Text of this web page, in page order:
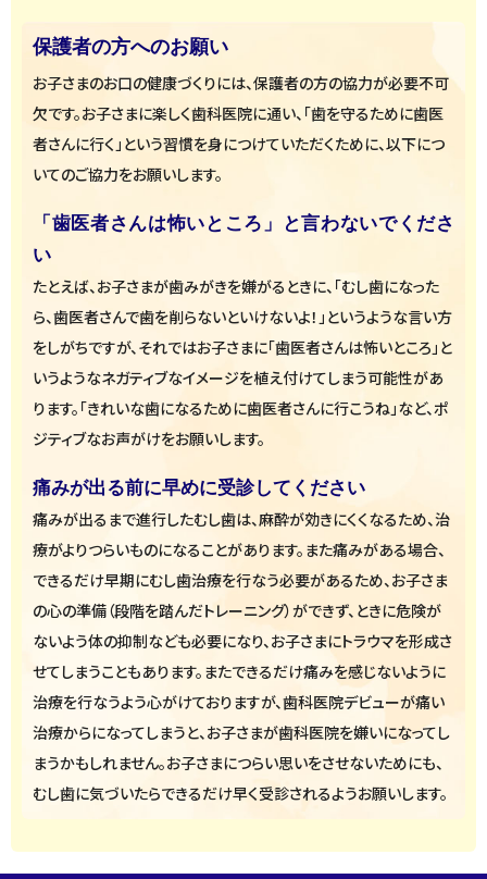
保護者の方へのお願い
お子さまのお口の健康づくりには、保護者の方の協力が必要不可
欠です。お子さまに楽しく歯科医院に通い、「歯を守るために歯医
者さんに行く」という習慣を身につけていただくために、以下につ
いてのご協力をお願いします。
「歯医者さんは怖いところ」と言わないでくださ
い
たとえば、お子さまが歯みがきを嫌がるときに、「むし歯になった
ら、歯医者さんで歯を削らないといけないよ！」というような言い方
をしがちですが、それではお子さまに「歯医者さんは怖いところ」と
いうようなネガティブなイメージを植え付けてしまう可能性があ
ります。「きれいな歯になるために歯医者さんに行こうね」など、ポ
ジティブなお声がけをお願いします。
痛みが出る前に早めに受診してください
痛みが出るまで進行したむし歯は、麻酔が効きにくくなるため、治
療がよりつらいものになることがあります。また痛みがある場合、
できるだけ早期にむし歯治療を行なう必要があるため、お子さま
の心の準備（段階を踏んだトレーニング）ができず、ときに危険が
ないよう体の抑制なども必要になり、お子さまにトラウマを形成さ
せてしまうこともあります。またできるだけ痛みを感じないように
治療を行なうよう心がけておりますが、歯科医院デビューが痛い
治療からになってしまうと、お子さまが歯科医院を嫌いになってし
まうかもしれません。お子さまにつらい思いをさせないためにも、
むし歯に気づいたらできるだけ早く受診されるようお願いします。